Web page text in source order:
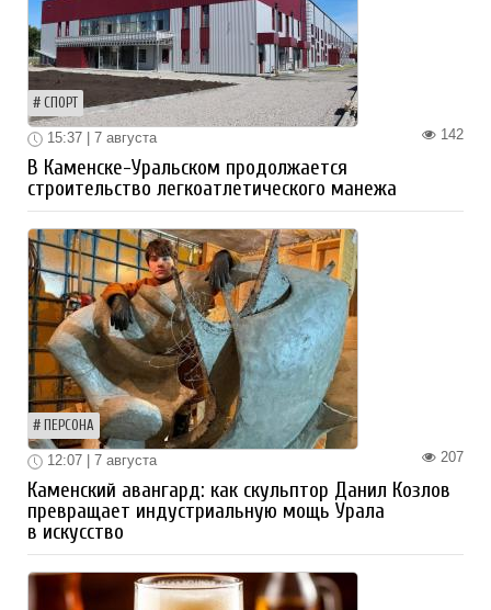
СПОРТ
142
15:37 | 7 августа
В Каменске-Уральском продолжается
строительство легкоатлетического манежа
ПЕРСОНА
207
12:07 | 7 августа
Каменский авангард: как скульптор Данил Козлов
превращает индустриальную мощь Урала
в искусство